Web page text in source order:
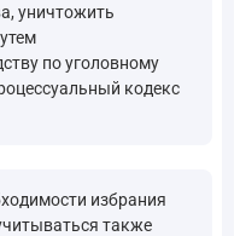
уничтожить
по уголовному
кодекс
избрания
также